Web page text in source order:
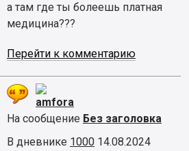
а там где ты болеешь платная
медицина???
Перейти к комментарию
amfora
На сообщение Без заголовка
В дневнике 1000 14.08.2024